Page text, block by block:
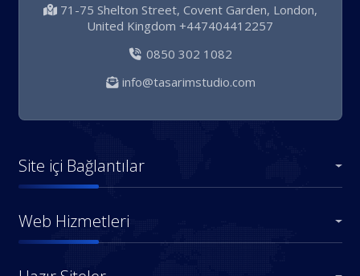
71-75 Shelton Street, Covent Garden, London,
United Kingdom +447404412257
0850 302 1082
info@tasarimstudio.com
Site içi Bağlantılar
Web Hizmetleri